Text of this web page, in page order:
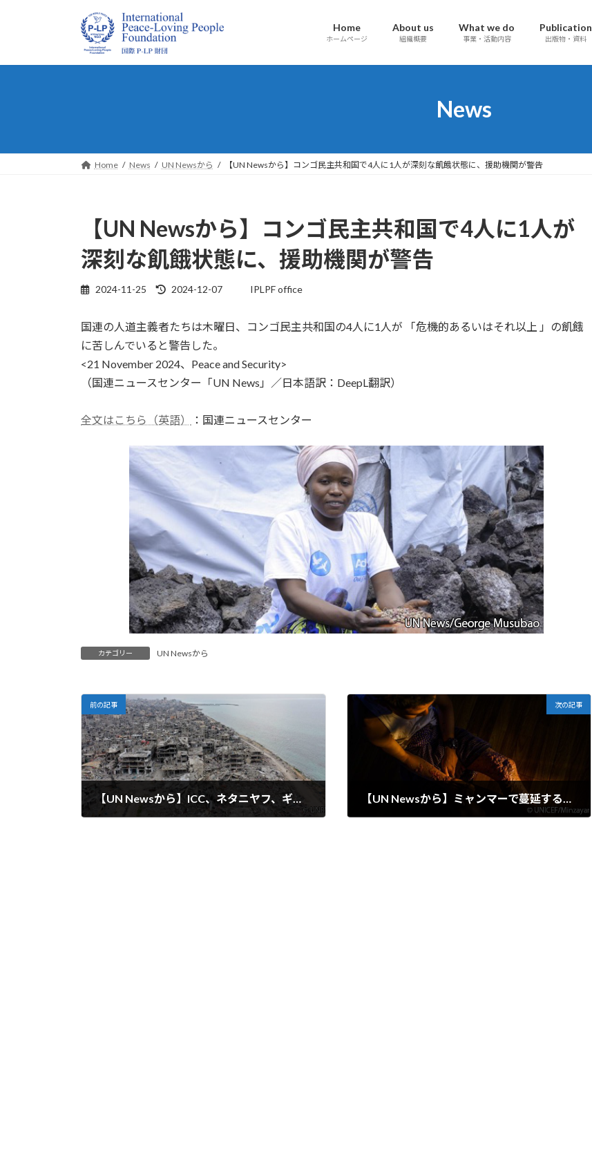
プ
動
Home
ホームページ
About us
組織概要
What we do
事業・活動内容
Publication
出版物・資料
News
Home News UN Newsから 【UN Newsから】コンゴ民主共和国で4人に1人が深刻な飢餓状態に、援助機関が警告
【UN Newsから】コンゴ民主共和国で4人に1人が
深刻な飢餓状態に、援助機関が警告
2024-11-25
最
新
日
:
2024-12-07 IPLPF office
国連の人道主義者たちは木曜日、コンゴ民主共和国の4人に1人が 「危機的あるいはそれ以上 」の飢餓
に苦しんでいると警告した。
<21 November 2024、Peace and Security>
（国連ニュースセンター「UN News」／日本語訳：DeepL翻訳）
全文はこちら（英語） ：国連ニュースセンター
カテゴリー UN Newsから
前の記事
【UN Newsから】ICC、ネタニヤフ、ギャラント、ハマス司令官の逮捕状を発行
次の記事
【UN Newsから】ミャンマーで蔓延する致命的な地雷の犠牲となる子供たちと手足切断者たち